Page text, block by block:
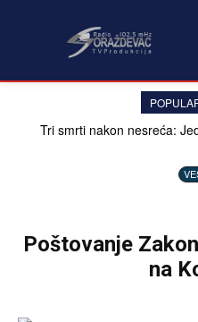
Tri smrti nakon nesreća:
Poštovanje
na